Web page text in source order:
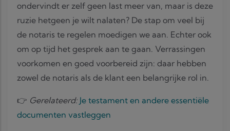
ondervindt er zelf geen last meer van, maar is deze
ruzie hetgeen je wilt nalaten? De stap om veel bij
de notaris te regelen moedigen we aan. Echter ook
om op tijd het gesprek aan te gaan. Verrassingen
voorkomen en goed voorbereid zijn: daar hebben
zowel de notaris als de klant een belangrijke rol in.
👉 Gerelateerd: Je testament en andere essentiële
documenten vastleggen